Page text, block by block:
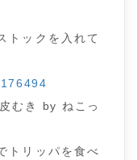
トックを入れて
むき by ねこっ
トリッパを食べ